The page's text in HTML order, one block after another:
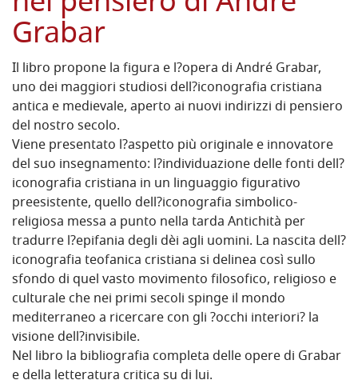
Grabar
Il libro propone la figura e l?opera di André Grabar,
uno dei maggiori studiosi dell?iconografia cristiana
antica e medievale, aperto ai nuovi indirizzi di pensiero
del nostro secolo.
Viene presentato l?aspetto più originale e innovatore
del suo insegnamento: l?individuazione delle fonti dell?
iconografia cristiana in un linguaggio figurativo
preesistente, quello dell?iconografia simbolico-
religiosa messa a punto nella tarda Antichità per
tradurre l?epifania degli dèi agli uomini. La nascita dell?
iconografia teofanica cristiana si delinea così sullo
sfondo di quel vasto movimento filosofico, religioso e
culturale che nei primi secoli spinge il mondo
mediterraneo a ricercare con gli ?occhi interiori? la
visione dell?invisibile.
Nel libro la bibliografia completa delle opere di Grabar
e della letteratura critica su di lui.